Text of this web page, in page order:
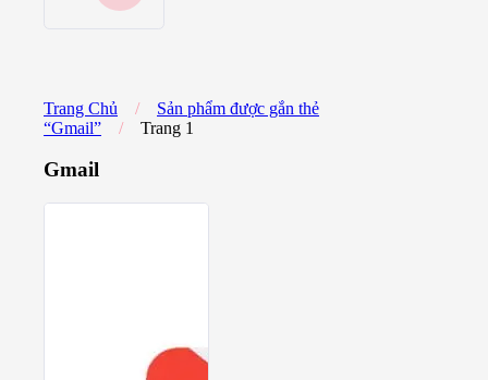
Trang Chủ /
Sản phẩm được gắn thẻ
“Gmail”
/ Trang 1
Gmail